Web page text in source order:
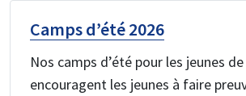
Camps d’été 2026
Nos camps d’été pour les jeunes
encouragent les jeunes à faire